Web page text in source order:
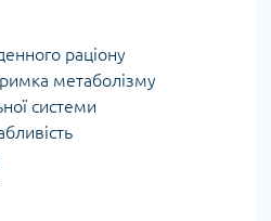
раціону
метаболізму
системи